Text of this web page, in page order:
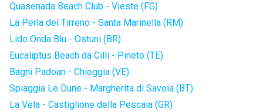
Quasenada Beach Club - Vieste (FG)
La Perla del Tirreno - Santa Marinella (RM)
Lido Onda Blu - Ostuni (BR)
Eucaliptus Beach da Cilli - Pineto (TE)
Bagni Padoan - Chioggia (VE)
Spiaggia Le Dune - Margherita di Savoia (BT)
La Vela - Castiglione della Pescaia (GR)